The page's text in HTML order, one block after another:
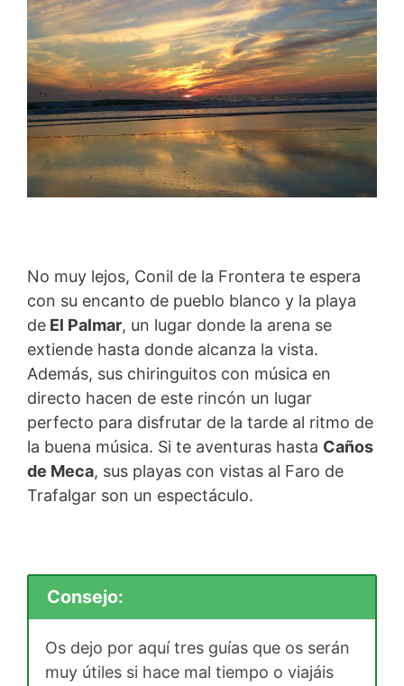
No muy lejos, Conil de la Frontera te espera
con su encanto de pueblo blanco y la playa
de El Palmar, un lugar donde la arena se
extiende hasta donde alcanza la vista.
Además, sus chiringuitos con música en
directo hacen de este rincón un lugar
perfecto para disfrutar de la tarde al ritmo de
la buena música. Si te aventuras hasta Caños
de Meca, sus playas con vistas al Faro de
Trafalgar son un espectáculo.
Consejo:
Os dejo por aquí tres guías que os serán
muy útiles si hace mal tiempo o viajáis